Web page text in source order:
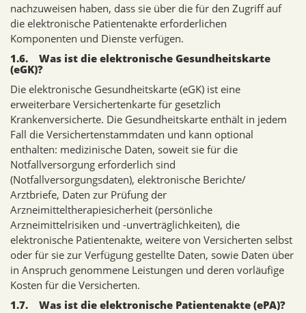
nachzuweisen haben, dass sie über die für den Zugriff auf
die elektronische Patientenakte erforderlichen
Komponenten und Dienste verfügen.
1.6. Was ist die elektronische Gesundheitskarte
(eGK)?
Die elektronische Gesundheitskarte (eGK) ist eine
erweiterbare Versichertenkarte für gesetzlich
Krankenversicherte. Die Gesundheitskarte enthält in jedem
Fall die Versichertenstammdaten und kann optional
enthalten: medizinische Daten, soweit sie für die
Notfallversorgung erforderlich sind
(Notfallversorgungsdaten), elektronische Berichte/
Arztbriefe, Daten zur Prüfung der
Arzneimitteltherapiesicherheit (persönliche
Arzneimittelrisiken und -unverträglichkeiten), die
elektronische Patientenakte, weitere von Versicherten selbst
oder für sie zur Verfügung gestellte Daten, sowie Daten über
in Anspruch genommene Leistungen und deren vorläufige
Kosten für die Versicherten.
1.7. Was ist die elektronische Patientenakte (ePA)?